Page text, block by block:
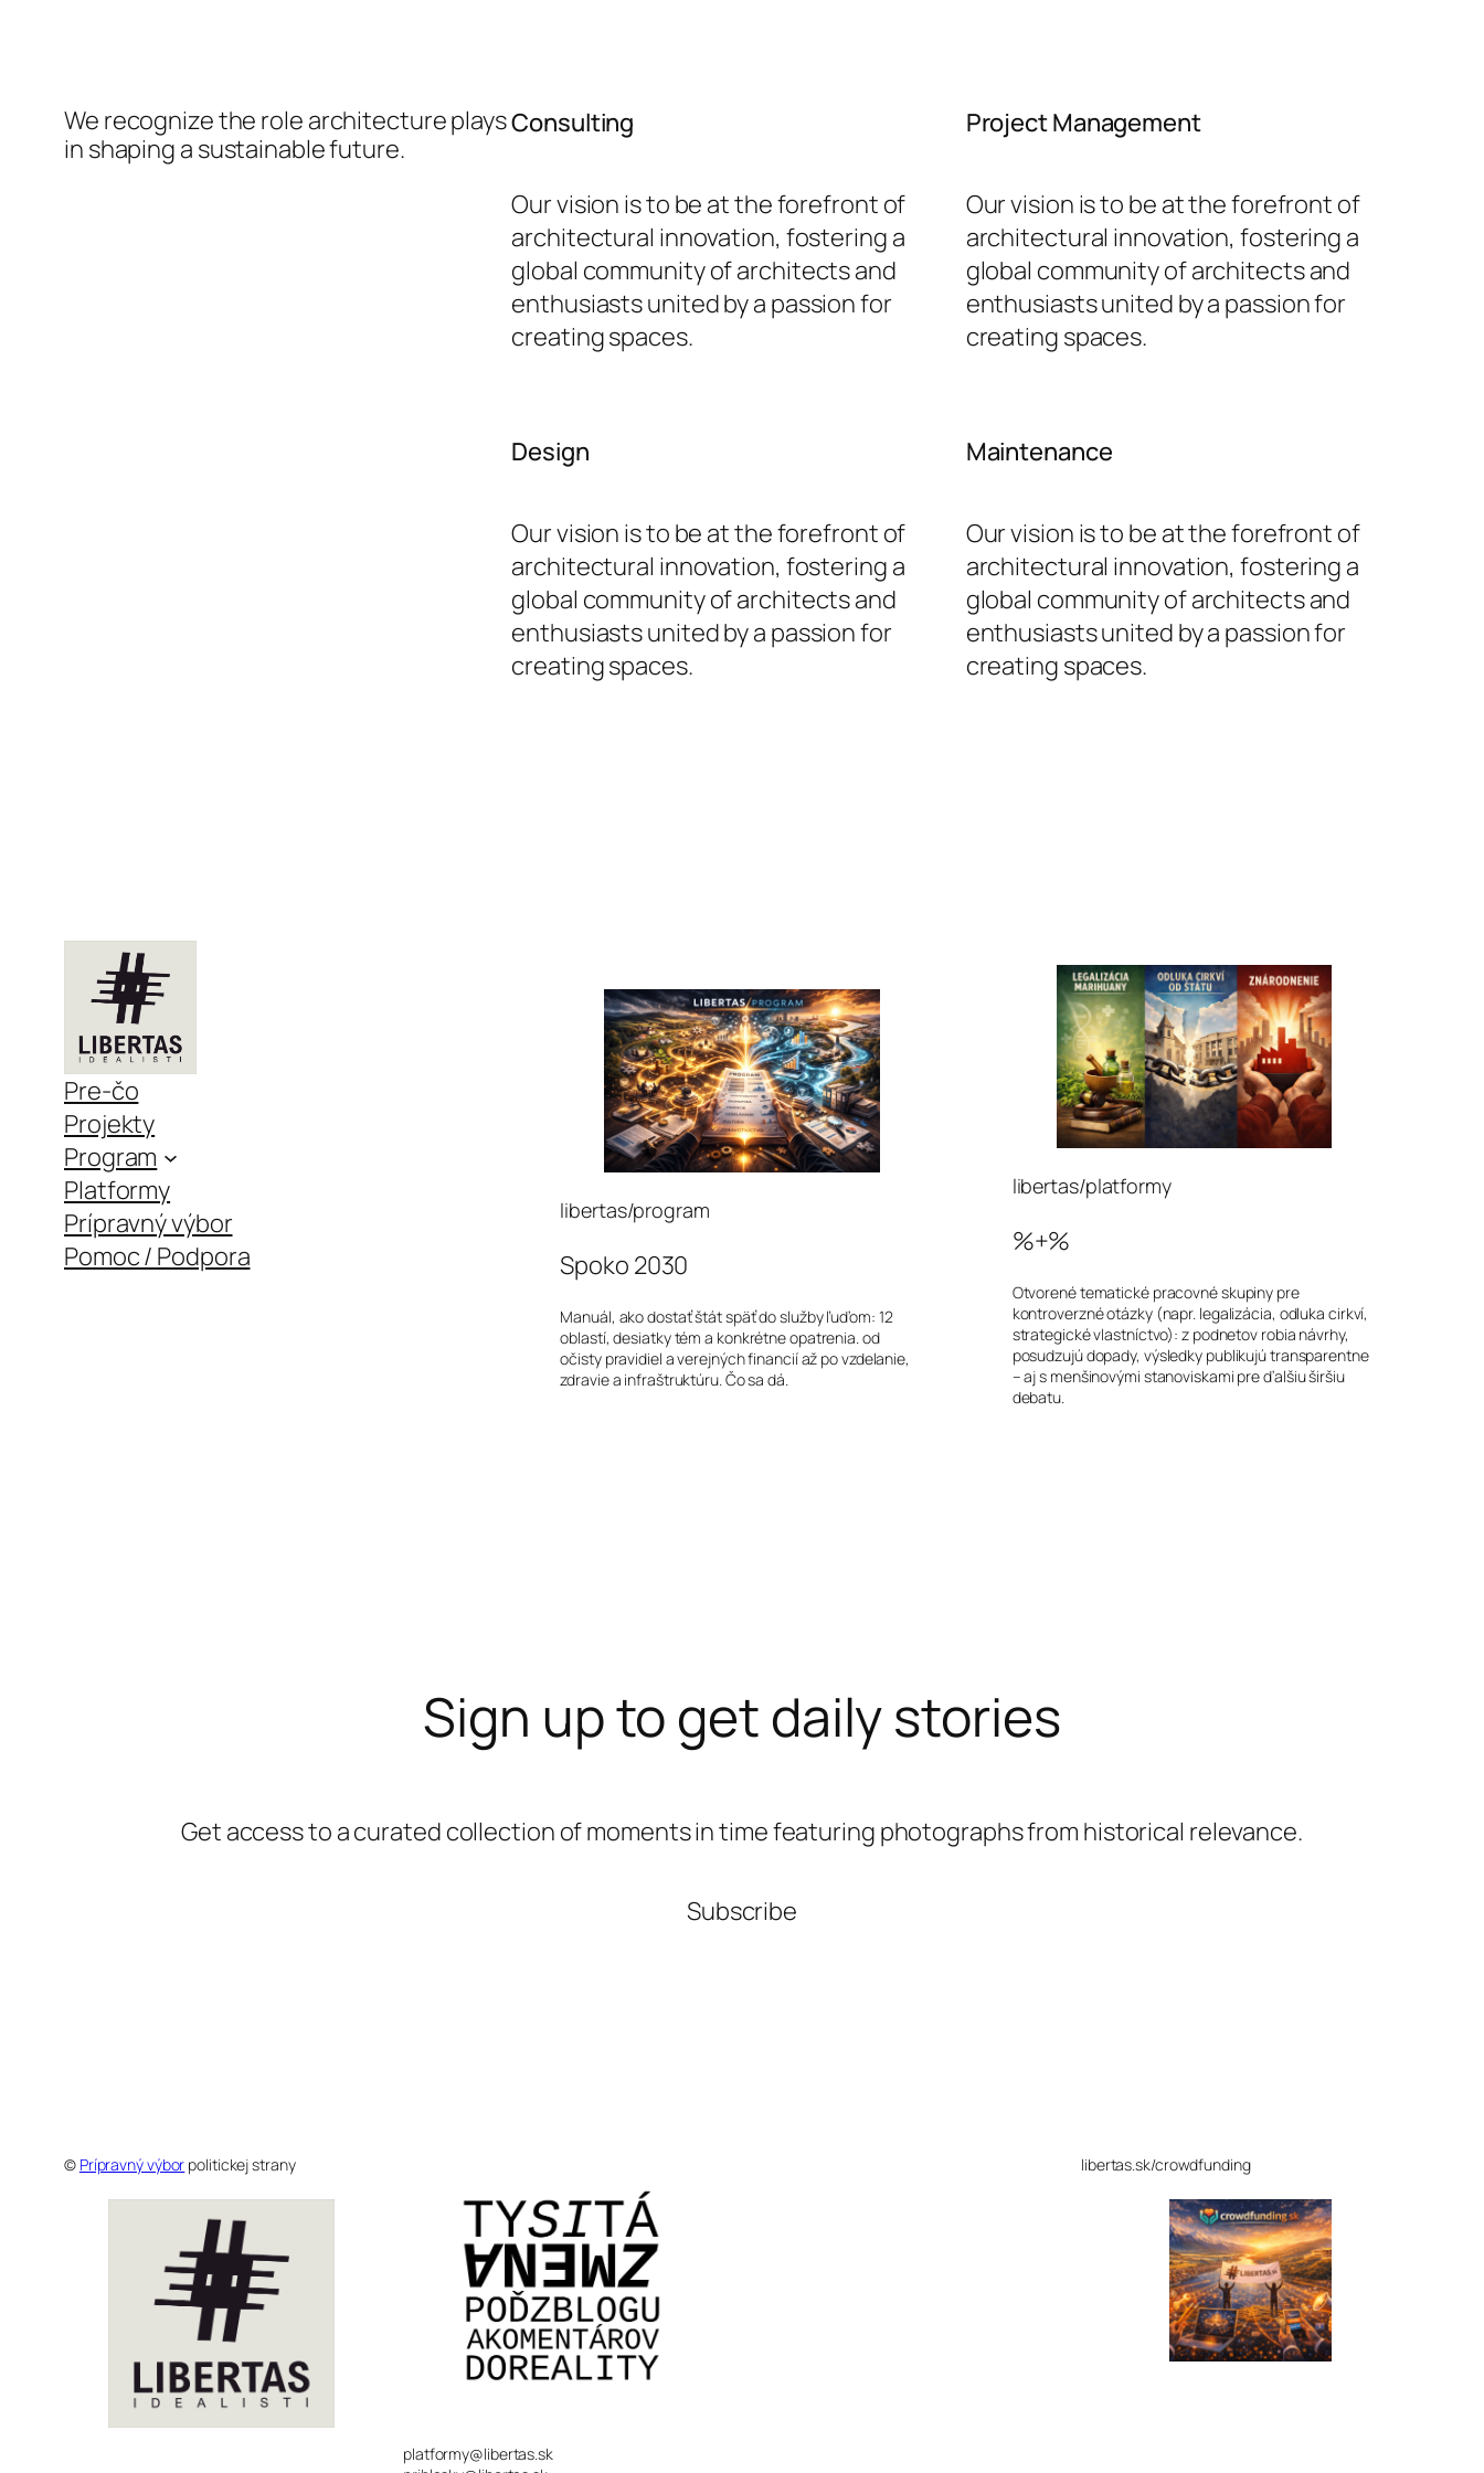
We recognize the role architecture plays
in shaping a sustainable future.
Consulting
Our vision is to be at the forefront of
architectural innovation, fostering a
global community of architects and
enthusiasts united by a passion for
creating spaces.
Project Management
Our vision is to be at the forefront of
architectural innovation, fostering a
global community of architects and
enthusiasts united by a passion for
creating spaces.
Design
Our vision is to be at the forefront of
architectural innovation, fostering a
global community of architects and
enthusiasts united by a passion for
creating spaces.
Maintenance
Our vision is to be at the forefront of
architectural innovation, fostering a
global community of architects and
enthusiasts united by a passion for
creating spaces.
Pre-čo
Projekty
Program
Platformy
Prípravný výbor
Pomoc / Podpora
libertas/program
Spoko 2030
Manuál, ako dostať štát späť do služby ľuďom: 12
oblastí, desiatky tém a konkrétne opatrenia. od
očisty pravidiel a verejných financií až po vzdelanie,
zdravie a infraštruktúru. Čo sa dá.
libertas/platformy
%+%
Otvorené tematické pracovné skupiny pre
kontroverzné otázky (napr. legalizácia, odluka cirkví,
strategické vlastníctvo): z podnetov robia návrhy,
posudzujú dopady, výsledky publikujú transparentne
– aj s menšinovými stanoviskami pre ďalšiu širšiu
debatu.
Sign up to get daily stories
Get access to a curated collection of moments in time featuring photographs from historical relevance.
Subscribe
© Prípravný výbor politickej strany
platformy@libertas.sk
libertas.sk/crowdfunding